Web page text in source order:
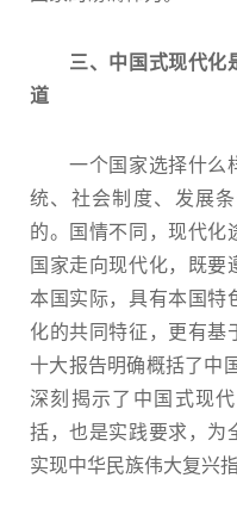
三、中国式现代化
道
一个国家选择什么
统、社会制度、发展
的。国情不同，现代化
国家走向现代化，既
本国实际，具有本国特
化的共同特征，更有基
十大报告明确概括了中
深刻揭示了中国式现
括，也是实践要求，为
实现中华民族伟大复兴